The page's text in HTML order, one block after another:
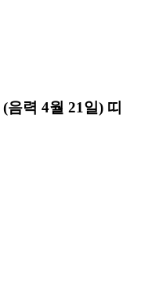
음력 4월 21일) 띠